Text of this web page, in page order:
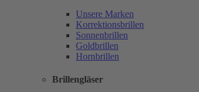
Unsere Marken
Korrektionsbrillen
Sonnenbrillen
Goldbrillen
Hornbrillen
Brillengläser